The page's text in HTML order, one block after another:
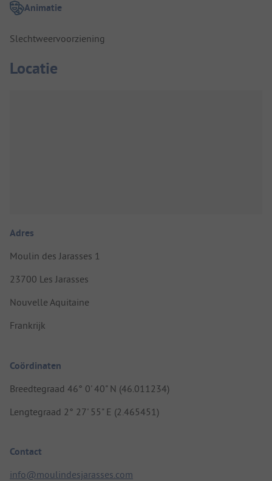
Animatie
Slechtweervoorziening
Locatie
Adres
Moulin des Jarasses 1
23700 Les Jarasses
Nouvelle Aquitaine
Frankrijk
Coördinaten
Breedtegraad 46° 0' 40" N (46.011234)
Lengtegraad 2° 27' 55" E (2.465451)
Contact
info@moulindesjarasses.com